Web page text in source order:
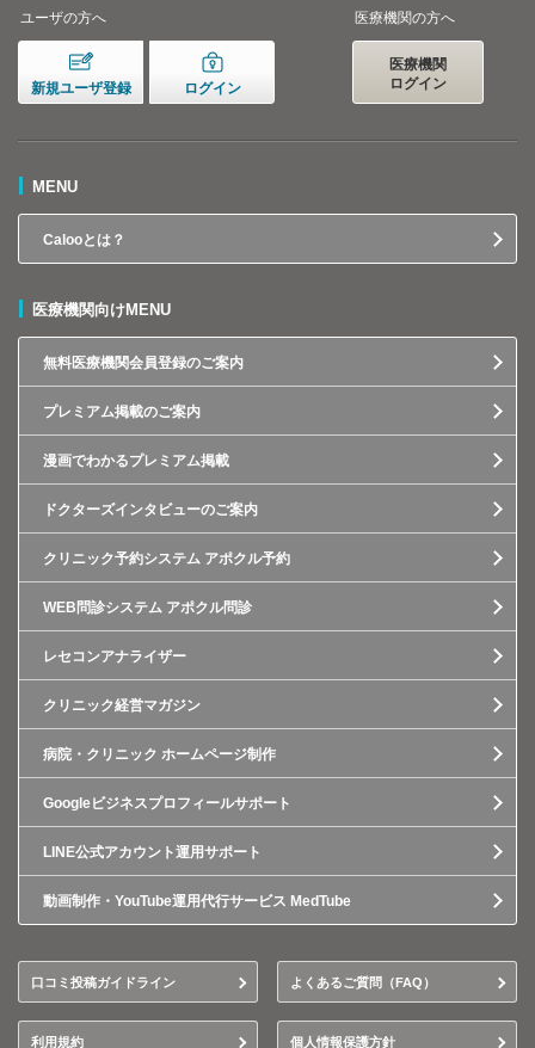
ユーザの方へ
新規ユーザ登録 ログイン
医療機関の方へ
医療機関
ログイン
MENU
Calooとは？
医療機関向けMENU
無料医療機関会員登録のご案内
プレミアム掲載のご案内
漫画でわかるプレミアム掲載
ドクターズインタビューのご案内
クリニック予約システム アポクル予約
WEB問診システム アポクル問診
レセコンアナライザー
クリニック経営マガジン
病院・クリニック ホームページ制作
Googleビジネスプロフィールサポート
LINE公式アカウント運用サポート
動画制作・YouTube運用代行サービス MedTube
口コミ投稿ガイドライン よくあるご質問（FAQ）
利用規約 個人情報保護方針